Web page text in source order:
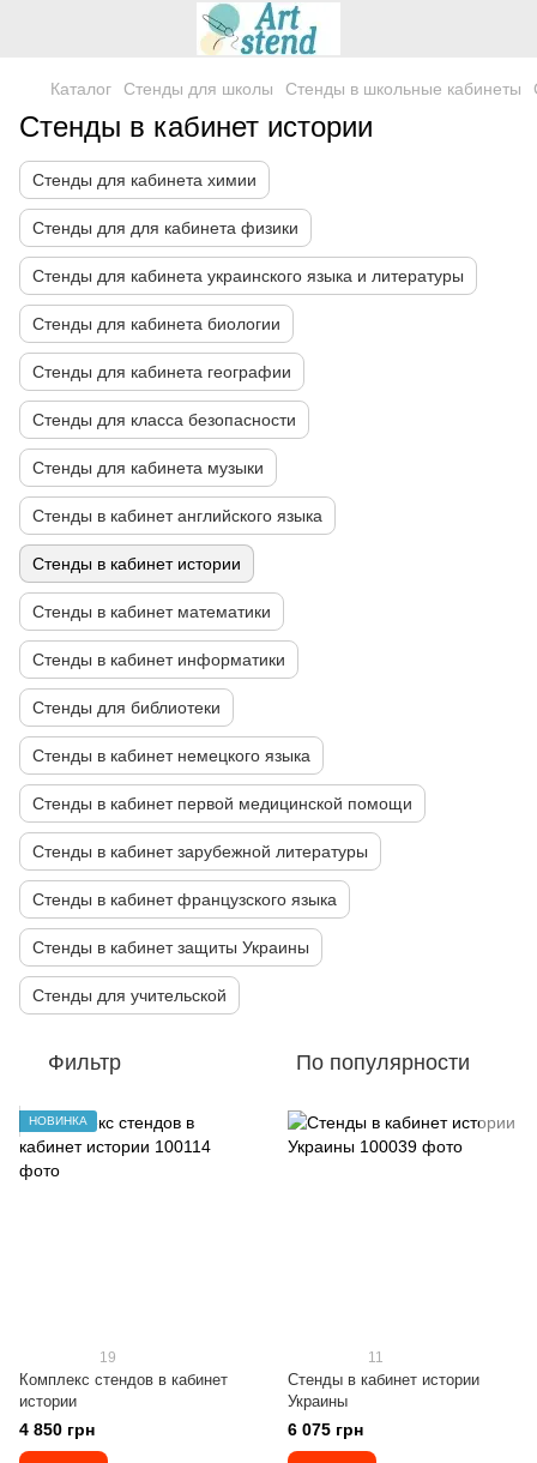
Каталог Стенды для школы Стенды в школьные кабинеты
Стенды в кабинет истории
Стенды для кабинета химии
Стенды для для кабинета физики
Стенды для кабинета украинского языка и литературы
Стенды для кабинета биологии
Стенды для кабинета географии
Стенды для класса безопасности
Стенды для кабинета музыки
Стенды в кабинет английского языка
Стенды в кабинет истории
Стенды в кабинет математики
Стенды в кабинет информатики
Стенды для библиотеки
Стенды в кабинет немецкого языка
Стенды в кабинет первой медицинской помощи
Стенды в кабинет зарубежной литературы
Стенды в кабинет французского языка
Стенды в кабинет защиты Украины
Стенды для учительской
Фильтр По популярности
НОВИНКА
19
Комплекс стендов в кабинет
истории
4 850 грн
11
Стенды в кабинет истории
Украины
6 075 грн